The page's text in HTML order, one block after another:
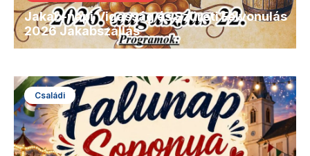
Jakab-napi Vigasság és Szüreti Felvonulás
2026 Jakabszállás
Családi